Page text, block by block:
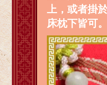
上，或者掛
床枕下皆可。